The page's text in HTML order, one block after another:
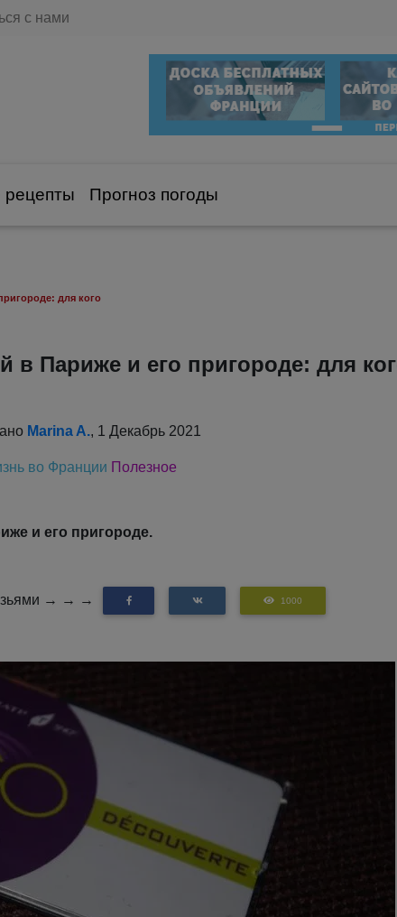
с нами
рецепты Прогноз погоды
для кого
в Париже и его пригороде: для
Marina A., 1 Декабрь 2021
во Франции Полезное
и его пригороде.
→ → → 1000